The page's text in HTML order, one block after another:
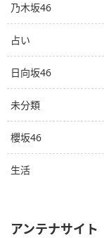
乃木坂46
占い
日向坂46
未分類
櫻坂46
生活
アンテナサイト